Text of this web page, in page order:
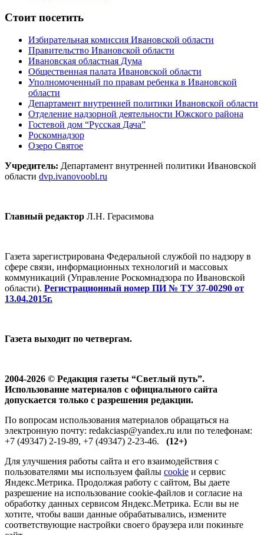
Стоит посетить
Избирательная комиссия Ивановской области
Правительство Ивановской области
Ивановская областная Дума
Общественная палата Ивановской области
Уполномоченный по правам ребенка в Ивановской
области
Департамент внутренней политики Ивановской области
Отделение надзорной деятельности Южского района
Гостевой дом “Русская Дача”
Роскомнадзор
Озеро Святое
Учредитель: Департамент внутренней политики Ивановской
области dvp.ivanovoobl.ru
Главный редактор Л.Н. Герасимова
Газета зарегистрирована Федеральной службой по надзору в
сфере связи, информационных технологий и массовых
коммуникаций (Управление Роскомнадзора по Ивановской
области). Регистрационный номер ПИ № ТУ 37-00290 от
13.04.2015г.
Газета выходит по четвергам.
2004-2026 © Редакция газеты “Светлый путь”.
Использование материалов с официального сайта
допускается только с разрешения редакции.
По вопросам использования материалов обращаться на
электронную почту: redakciasp@yandex.ru или по телефонам:
+7 (49347) 2-19-89, +7 (49347) 2-23-46. (12+)
Для улучшения работы сайта и его взаимодействия с
пользователями мы используем файлы cookie и сервис
Яндекс.Метрика. Продолжая работу с сайтом, Вы даете
разрешение на использование cookie-файлов и согласие на
обработку данных сервисом Яндекс.Метрика. Если вы не
хотите, чтобы ваши данные обрабатывались, измените
соответствующие настройки своего браузера или покиньте